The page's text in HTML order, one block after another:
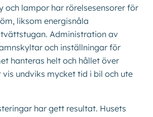
och lampor har rörelsesensorer för
liksom energisnåla
Administration av
och inställningar för
hanteras helt och hållet över
vis undviks mycket tid i bil och ute
har gett resultat. Husets